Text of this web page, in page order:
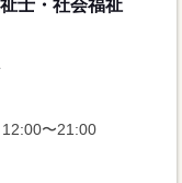
士・社会福祉
〜21:00